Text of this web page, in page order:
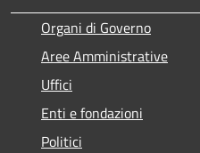
Organi di Governo
Aree Amministrative
Uffici
Enti e fondazioni
Politici